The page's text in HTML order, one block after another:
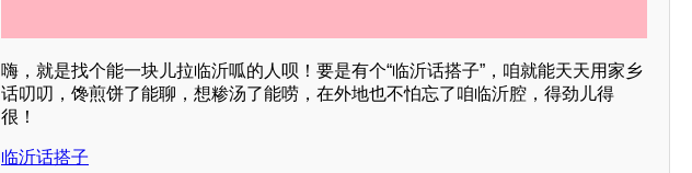
嗨，就是找个能一块儿拉临沂呱的人呗！要是有个“临沂话搭子”，咱就能天天用家乡
话叨叨，馋煎饼了能聊，想糁汤了能唠，在外地也不怕忘了咱临沂腔，得劲儿得
很！
临沂话搭子